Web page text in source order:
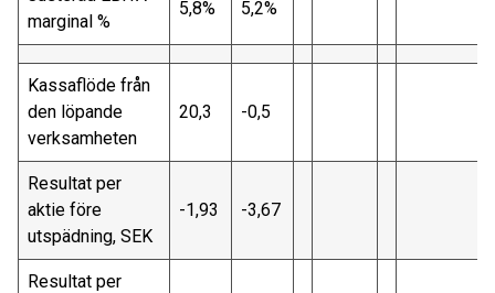
marginal %
5,8% 5,2%
Kassaflöde från
den löpande
verksamheten
20,3 -0,5
Resultat per
aktie före
utspädning, SEK
-1,93 -3,67
Resultat per